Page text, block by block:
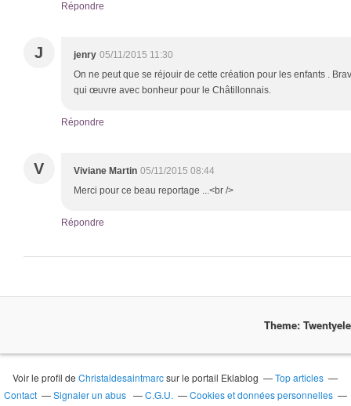
Répondre
J jenry 05/11/2015 11:30
On ne peut que se réjouir de cette création pour les enfants .
qui œuvre avec bonheur pour le Châtillonnais.
Répondre
V Viviane Martin 05/11/2015 08:44
Merci pour ce beau reportage ...<br />
Répondre
Theme:
Voir le profil deChristaldesaintmarcsur le portail Eklablog
Top articles
Contact
Signaler un abus C.G.U.
Cookies et données personnelles